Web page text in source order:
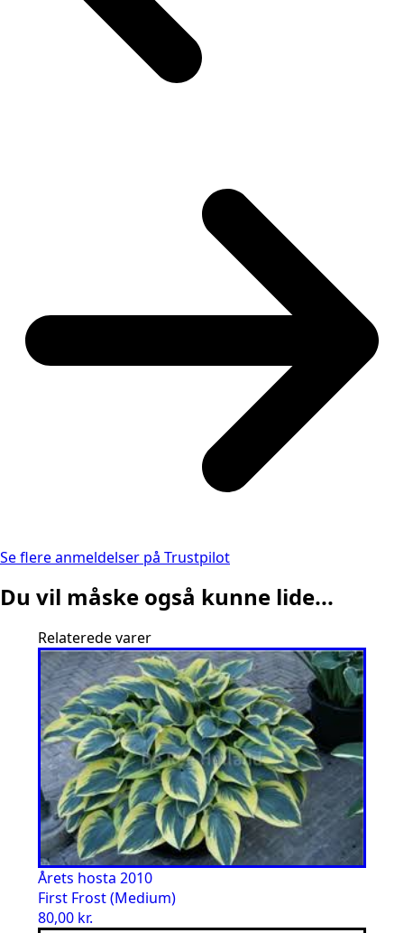
Se flere anmeldelser på Trustpilot
Du vil måske også kunne lide...
Relaterede varer
Årets hosta 2010
First Frost (Medium)
80,00 kr.